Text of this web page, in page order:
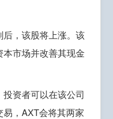
，该股将上涨。该
市场并改善其现金
资者可以在该公司
，AXT会将其两家